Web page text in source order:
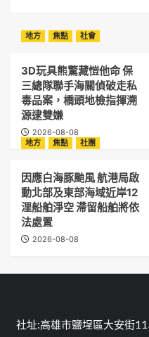
地方
焦點 社會
3D玩具熊驚藏愷他命 保
三總隊聯手海關偵破走私
毒品案，橋頭地檢指揮溯
源逮雙嫌
2026-08-08
地方 焦點 社團
因應白海豚颱風 航港局啟
動北部及東部海域近岸12
浬船舶淨空 滯留船舶將依
法處置
2026-08-08
社址:高雄市鹽埕區大安街